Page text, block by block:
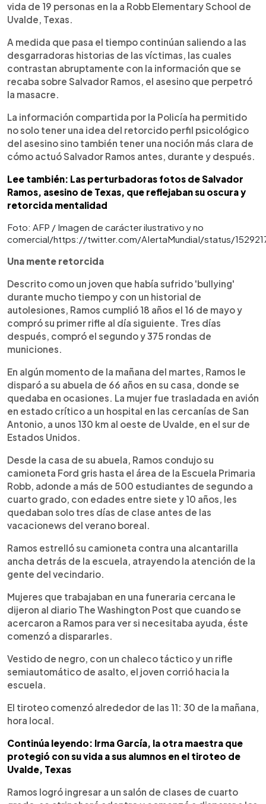
vida de 19 personas en la a Robb Elementary School de
Uvalde, Texas.
A medida que pasa el tiempo continúan saliendo a las
desgarradoras historias de las víctimas, las cuales
contrastan abruptamente con la información que se
recaba sobre Salvador Ramos, el asesino que perpetró
la masacre.
La información compartida por la Policía ha permitido
no solo tener una idea del retorcido perfil psicológico
del asesino sino también tener una noción más clara de
cómo actuó Salvador Ramos antes, durante y después.
Lee también: Las perturbadoras fotos de Salvador
Ramos, asesino de Texas, que reflejaban su oscura y
retorcida mentalidad
Foto: AFP / Imagen de carácter ilustrativo y no
comercial/https://twitter.com/AIertaMundiaI/status/
Una mente retorcida
Descrito como un joven que había sufrido 'bullying'
durante mucho tiempo y con un historial de
autolesiones, Ramos cumplió 18 años el 16 de mayo y
compró su primer rifle al día siguiente. Tres días
después, compró el segundo y 375 rondas de
municiones.
En algún momento de la mañana del martes, Ramos le
disparó a su abuela de 66 años en su casa, donde se
quedaba en ocasiones. La mujer fue trasladada en avión
en estado crítico a un hospital en las cercanías de San
Antonio, a unos 130 km al oeste de Uvalde, en el sur de
Estados Unidos.
Desde la casa de su abuela, Ramos condujo su
camioneta Ford gris hasta el área de la Escuela Primaria
Robb, adonde a más de 500 estudiantes de segundo a
cuarto grado, con edades entre siete y 10 años, les
quedaban solo tres días de clase antes de las
vacacionews del verano boreal.
Ramos estrelló su camioneta contra una alcantarilla
ancha detrás de la escuela, atrayendo la atención de la
gente del vecindario.
Mujeres que trabajaban en una funeraria cercana le
dijeron al diario The Washington Post que cuando se
acercaron a Ramos para ver si necesitaba ayuda, éste
comenzó a dispararles.
Vestido de negro, con un chaleco táctico y un rifle
semiautomático de asalto, el joven corrió hacia la
escuela.
El tiroteo comenzó alrededor de las 11: 30 de la mañana,
hora local.
Continúa leyendo: Irma García, la otra maestra que
protegió con su vida a sus alumnos en el tiroteo de
Uvalde, Texas
Ramos logró ingresar a un salón de clases de cuarto